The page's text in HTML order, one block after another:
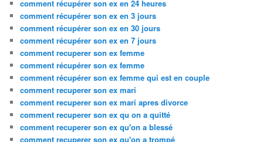
comment récupérer son ex en 24 heures
comment récupérer son ex en 3 jours
comment récupérer son ex en 30 jours
comment récupérer son ex en 7 jours
comment recuperer son ex femme
comment récupérer son ex femme
comment récupérer son ex femme qui est en couple
comment recuperer son ex mari
comment recuperer son ex mari apres divorce
comment recuperer son ex qu on a quitté
comment recuperer son ex qu'on a blessé
comment recuperer son ex qu'on a trompé